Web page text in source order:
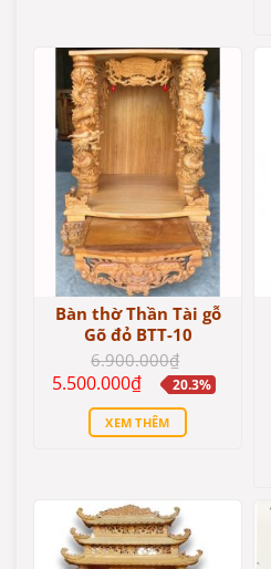
Bàn thờ Thần Tài gỗ
Gõ đỏ BTT-10
6.900.000₫
Giá
gốc
6.900.000₫.
5.500.000₫Giá
hiện
tại
là:
5.500.000₫.
20.3%
XEM THÊM